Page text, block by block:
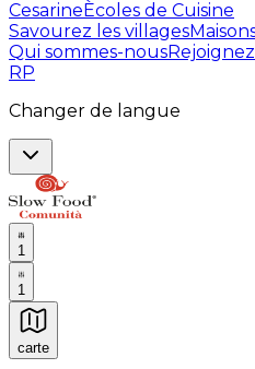
CesarineÈcoles de Cuisine
Savourez les villages
Qui sommes-nous
RP
Changer de langue
1
1
carte